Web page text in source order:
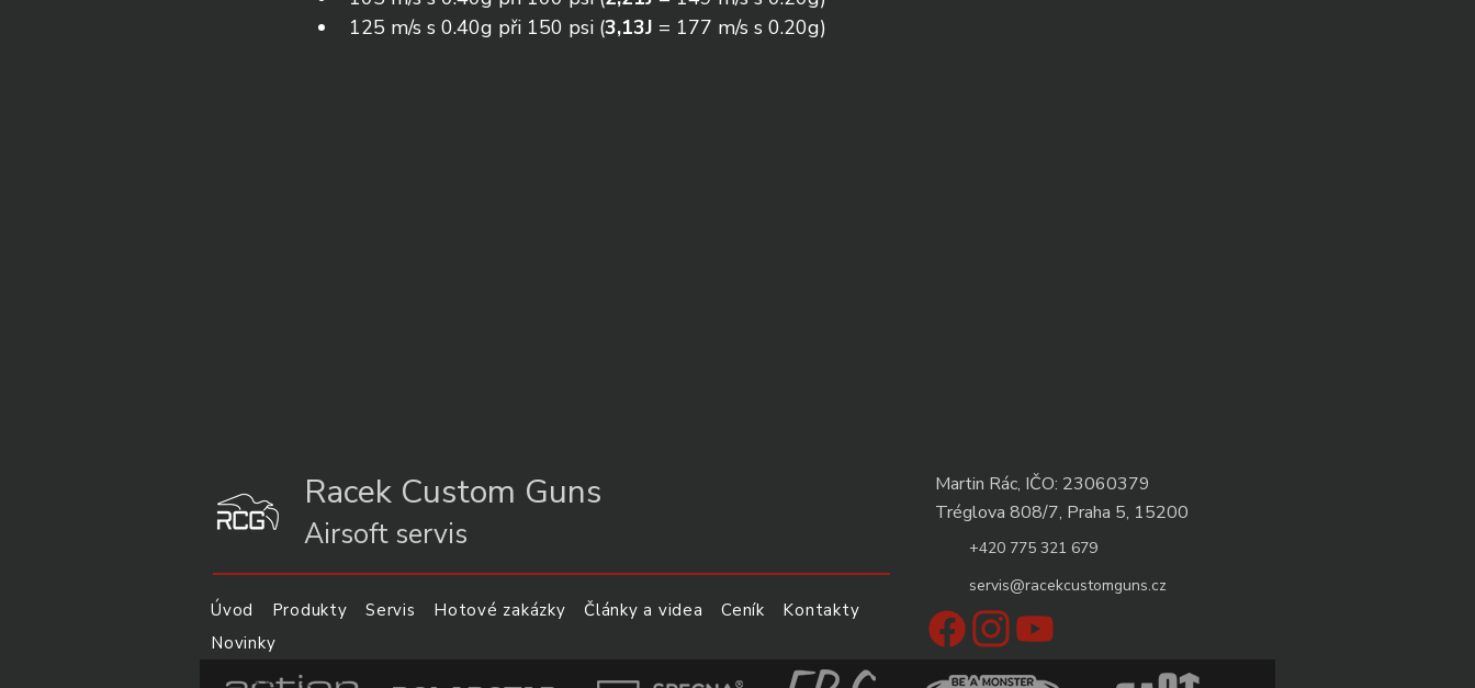
125 m/s s 0.40g při 150 psi (3,13J = 177 m/s s 0.20g)
Racek Custom Guns
Airsoft servis
Úvod Produkty Servis Hotové zakázky Články a videa Ceník
Kontakty
Novinky
Martin Rác, IČO: 23060379
Tréglova 808/7, Praha 5, 15200
+420 775 321 679
servis@racekcustomguns.cz